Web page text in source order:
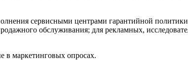
сервисными центрами гарантийной
обслуживания; для рекламных,
в маркетинговых опросах.